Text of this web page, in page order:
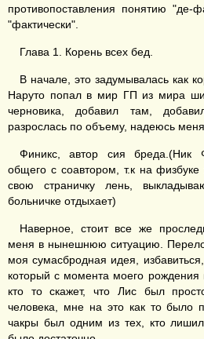
противопоставления понятию "де-
"фактически".
Глава 1. Корень всех бед.
В начале, это задумывалась как
Наруто попал в мир ГП из мира
черновика, добавил там,
разрослась по объему, надеюсь
Финикс, автор сия бреда.(Ник
общего с соавтором, т.к на физбуке
свою страничку лень,
больничке отдыхает)
Наверное, стоит все же
меня в нынешнюю ситуацию.
моя сумасбродная идея,
который с момента моего рождения
кто то скажет, что Лис был
человека, мне на это как то было
чакры был одним из тех, кто